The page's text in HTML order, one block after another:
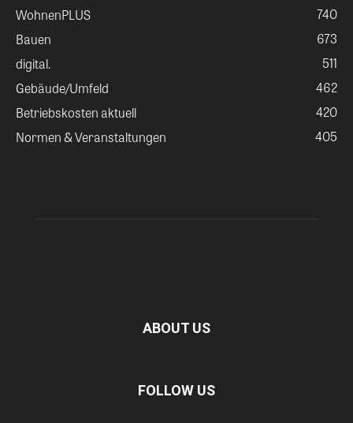
WohnenPLUS
740
Bauen
673
digital.
511
Gebäude/Umfeld
462
Betriebskosten aktuell
420
Normen & Veranstaltungen
405
ABOUT US
FOLLOW US